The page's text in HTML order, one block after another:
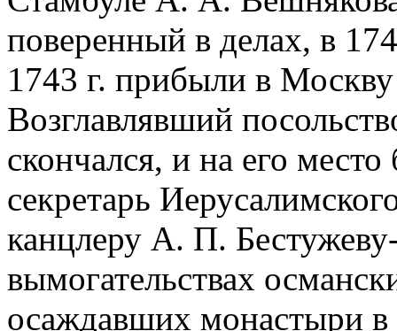
поверенный в делах, в
1743 г. прибыли в
Возглавлявший
скончался, и на его
секретарь
канцлеру А. П.
вымогательствах
осаждавших монастыри